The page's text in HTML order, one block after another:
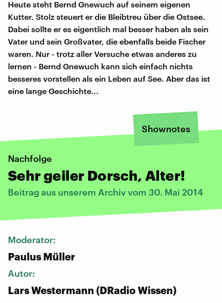
Heute steht Bernd Gnewuch auf seinem eigenen
Kutter. Stolz steuert er die Bleibtreu über die Ostsee.
Dabei sollte er es eigentlich mal besser haben als sein
Vater und sein Großvater, die ebenfalls beide Fischer
waren. Nur - trotz aller Versuche etwas anderes zu
lernen - Bernd Gnewuch kann sich einfach nichts
besseres vorstellen als ein Leben auf See. Aber das ist
eine lange Geschichte...
Shownotes
Nachfolge
Sehr geiler Dorsch, Alter!
Beitrag aus unserem Archiv vom 30. Mai 2014
Moderator:
Paulus Müller
Autor:
Lars Westermann (DRadio Wissen)